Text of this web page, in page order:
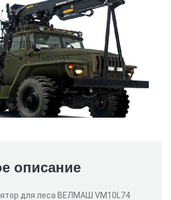
описание
для леса ВЕЛМАШ VM10L74